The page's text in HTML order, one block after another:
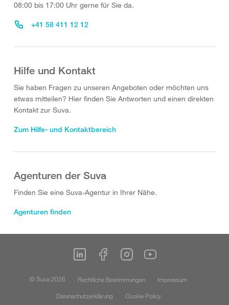
08:00 bis 17:00 Uhr gerne für Sie da.
+41 58 411 12 12
Hilfe und Kontakt
Sie haben Fragen zu unseren Angeboten oder möchten uns
etwas mitteilen? Hier finden Sie Antworten und einen direkten
Kontakt zur Suva.
Zum Hilfe- und Kontaktbereich
Agenturen der Suva
Finden Sie eine Suva-Agentur in Ihrer Nähe.
Agenturen finden
© Suva 2026 Rechtliche Bestimmungen
Impressum
Datenschutzerklärung
Cookie Policy